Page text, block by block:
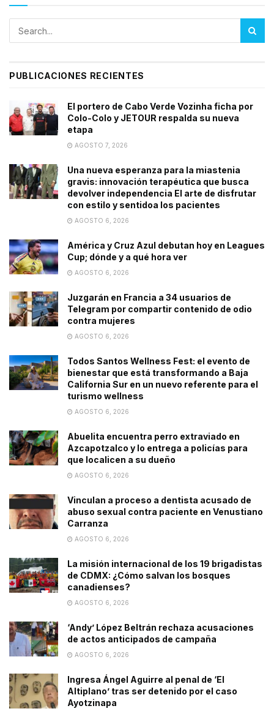
PUBLICACIONES RECIENTES
El portero de Cabo Verde Vozinha ficha por
Colo-Colo y JETOUR respalda su nueva
etapa
AGOSTO 7, 2026
Una nueva esperanza para la miastenia
gravis: innovación terapéutica que busca
devolver independencia El arte de disfrutar
con estilo y sentidoa los pacientes
AGOSTO 6, 2026
América y Cruz Azul debutan hoy en Leagues
Cup; dónde y a qué hora ver
AGOSTO 6, 2026
Juzgarán en Francia a 34 usuarios de
Telegram por compartir contenido de odio
contra mujeres
AGOSTO 6, 2026
Todos Santos Wellness Fest: el evento de
bienestar que está transformando a Baja
California Sur en un nuevo referente para el
turismo wellness
AGOSTO 6, 2026
Abuelita encuentra perro extraviado en
Azcapotzalco y lo entrega a policías para
que localicen a su dueño
AGOSTO 6, 2026
Vinculan a proceso a dentista acusado de
abuso sexual contra paciente en Venustiano
Carranza
AGOSTO 6, 2026
La misión internacional de los 19 brigadistas
de CDMX: ¿Cómo salvan los bosques
canadienses?
AGOSTO 6, 2026
‘Andy’ López Beltrán rechaza acusaciones
de actos anticipados de campaña
AGOSTO 6, 2026
Ingresa Ángel Aguirre al penal de ‘El
Altiplano’ tras ser detenido por el caso
Ayotzinapa